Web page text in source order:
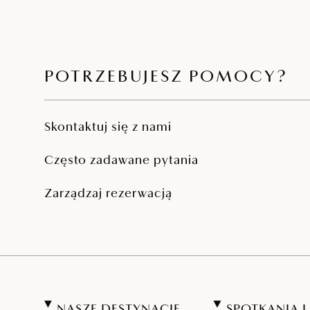
POTRZEBUJESZ POMOCY?
Skontaktuj się z nami
Często zadawane pytania
Zarządzaj rezerwacją